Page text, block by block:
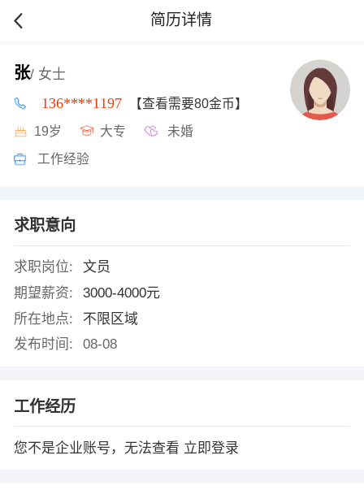
简历详情
张/ 女士
136****1197 【查看需要80金币】
19岁 大专 未婚
工作经验
求职意向
求职岗位:
文员
期望薪资:
3000-4000元
所在地点:
不限区域
发布时间:
08-08
工作经历
您不是企业账号，无法查看 立即登录